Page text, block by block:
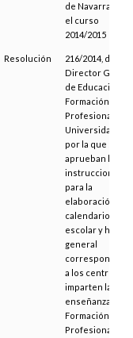
de Navarra, para
el curso
2014/2015
Resolución
216/2014, del
Director
de Educación,
Formación
Profesional y
Universidades,
por la que se
aprueban las
instrucciones
para la
elaboración del
calendario
escolar y
general
a los centros
imparten las
enseñanzas de
Formación
Profesional,